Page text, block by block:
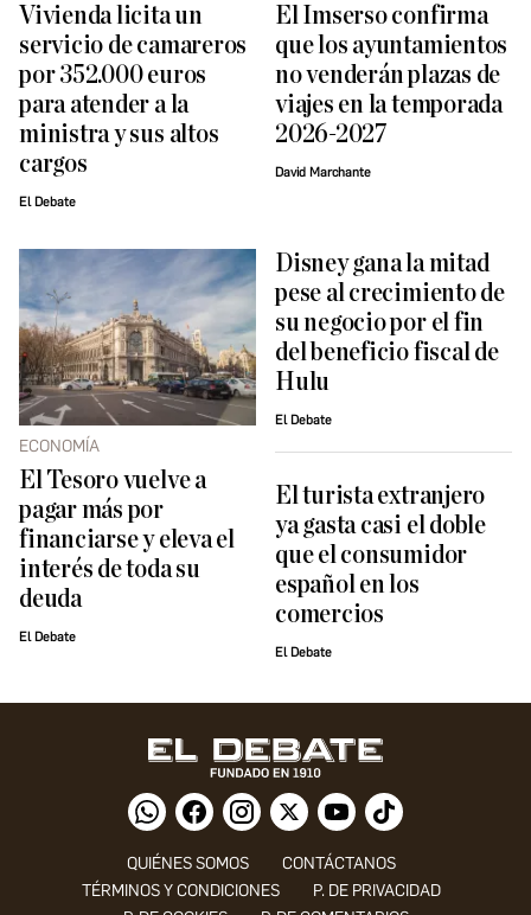
Vivienda licita un
servicio de camareros
por 352.000 euros
para atender a la
ministra y sus altos
cargos
El Debate
El Imserso confirma
que los ayuntamientos
no venderán plazas de
viajes en la temporada
2026-2027
David Marchante
ECONOMÍA
El Tesoro vuelve a
pagar más por
financiarse y eleva el
interés de toda su
deuda
El Debate
Disney gana la mitad
pese al crecimiento de
su negocio por el fin
del beneficio fiscal de
Hulu
El Debate
El turista extranjero
ya gasta casi el doble
que el consumidor
español en los
comercios
El Debate
QUIÉNES SOMOS
CONTÁCTANOS
TÉRMINOS Y CONDICIONES
P. DE PRIVACIDAD